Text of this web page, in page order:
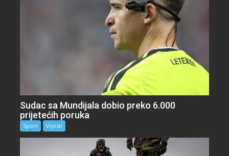
Sudac sa Mundijala dobio preko 6.000
prijetećih poruka
Sport Vijesti